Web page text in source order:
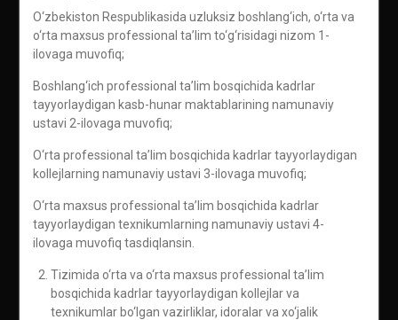
O‘zbekiston Respublikasida uzluksiz boshlang‘ich, o‘rta va
o‘rta maxsus professional ta’lim to‘g‘risidagi nizom 1-
ilovaga muvofiq;
Boshlang‘ich professional ta’lim bosqichida kadrlar
tayyorlaydigan kasb-hunar maktablarining namunaviy
ustavi 2-ilovaga muvofiq;
O‘rta professional ta’lim bosqichida kadrlar tayyorlaydigan
kollejlarning namunaviy ustavi 3-ilovaga muvofiq;
O‘rta maxsus professional ta’lim bosqichida kadrlar
tayyorlaydigan texnikumlarning namunaviy ustavi 4-
ilovaga muvofiq tasdiqlansin.
Tizimida o‘rta va o‘rta maxsus professional ta’lim
bosqichida kadrlar tayyorlaydigan kollejlar va
texnikumlar bo‘lgan vazirliklar, idoralar va xo‘jalik